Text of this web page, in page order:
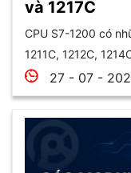
và 1217C
CPU S7-1200 có
1211C, 1212C,
27 - 07 -